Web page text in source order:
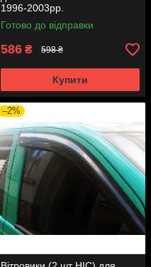
1996-2003рр.
Готово до відправки
586 ₴ 598 ₴
Купити
–2%